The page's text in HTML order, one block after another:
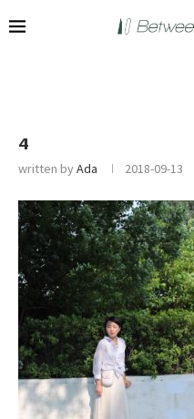
4
written byAda 2018-09-13